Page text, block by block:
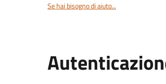
Se hai bisogno di aiuto...